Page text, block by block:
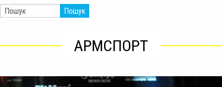
Пошук
АРМСПОРТ